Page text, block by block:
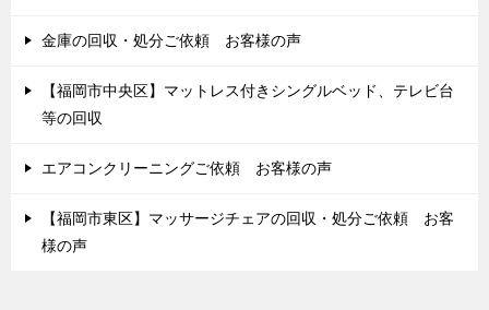
金庫の回収・処分ご依頼 お客様の声
【福岡市中央区】マットレス付きシングルベッド、テレビ台
等の回収
エアコンクリーニングご依頼 お客様の声
【福岡市東区】マッサージチェアの回収・処分ご依頼 お客
様の声